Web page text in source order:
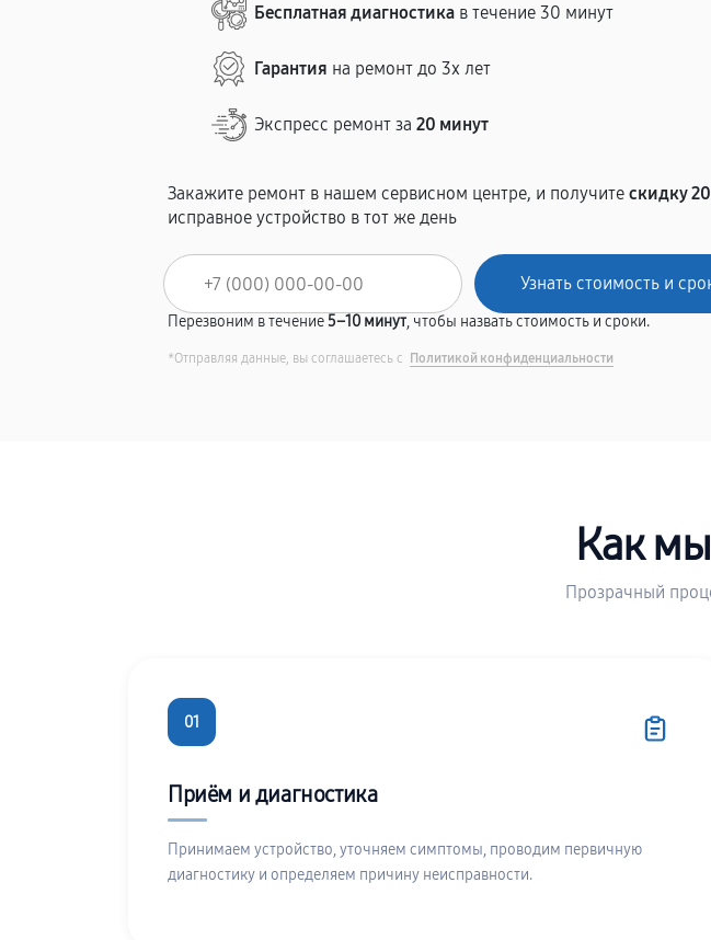
Бесплатная диагностика в течение 30 минут
Гарантия на ремонт до 3х лет
Экспресс ремонт за20 минут
Закажите ремонт в нашем сервисном центре, и получитескидку
исправное устройство в тот же день
Перезвоним в течение5–10 минут, чтобы назвать стоимость и сроки.
*Отправляя данные, вы соглашаетесь с Политикой конфиденциальности
Как мы
Прозрачный
01
Приём и диагностика
Принимаем устройство, уточняем симптомы, проводим первичную
диагностику и определяем причину неисправности.